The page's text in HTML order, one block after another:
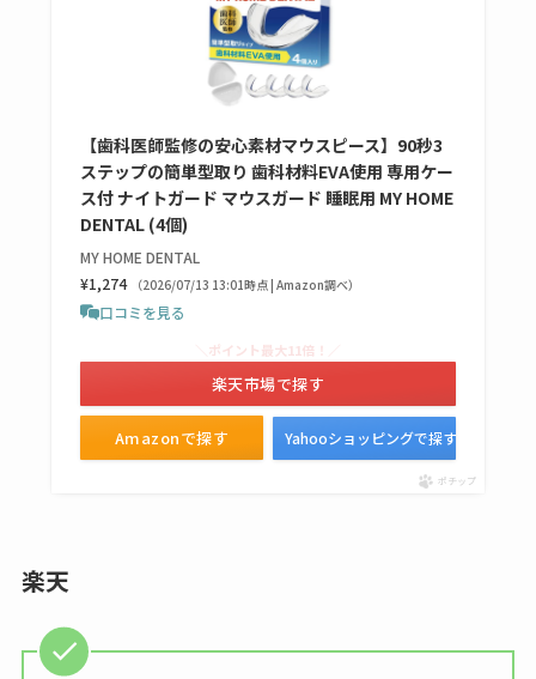
売ってる場所調査
キーピング販売終了
ない？売ってる場所
は？代わりの代用品
クランベリージュー
てる？薬局やイオン
は？おすすめや効果
も調査
【歯科医師監修の安心素材マウスピース】90秒3
ステップの簡単型取り 歯科材料EVA使用 専用ケー
ス付 ナイトガード マウスガード 睡眠用 MY HOME
DENTAL (4個)
MY HOME DENTAL
¥1,274 （2026/07/13 13:01時点 | Amazon調べ）
口コミを見る
Amazonで探す
＼ポイント最大11倍！／
楽天市場で探す
Yahooショッピングで探す
ポチップ
楽天